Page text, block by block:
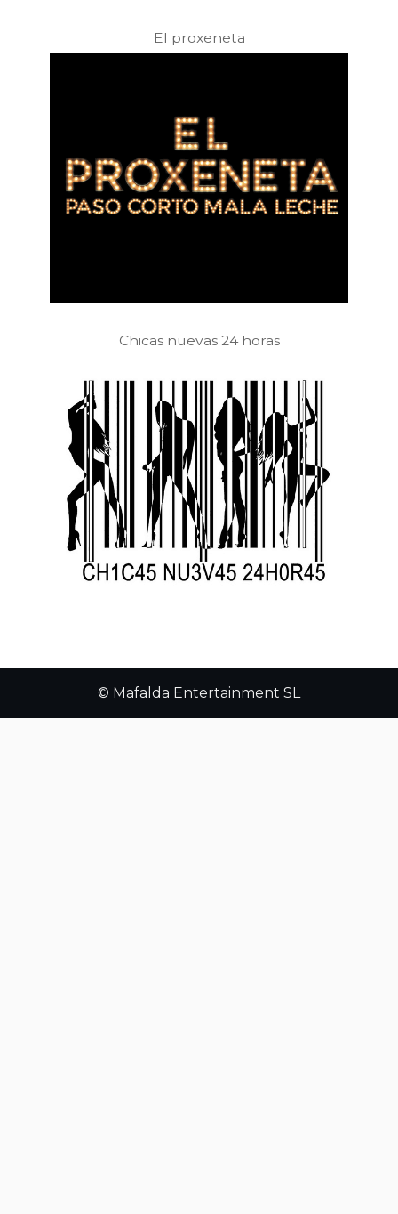
El proxeneta
Chicas nuevas 24 horas
© Mafalda Entertainment SL